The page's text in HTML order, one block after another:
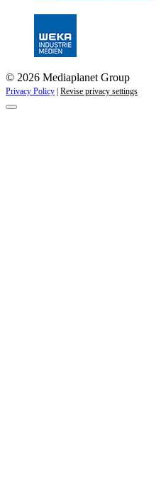
© 2026 Mediaplanet Group
Privacy Policy Revise privacy settings